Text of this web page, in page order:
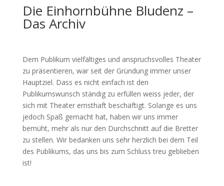
Die Einhornbühne Bludenz –
Das Archiv
Dem Publikum vielfältiges und anspruchsvolles Theater
zu präsentieren, war seit der Gründung immer unser
Hauptziel. Dass es nicht einfach ist den
Publikumswunsch ständig zu erfüllen weiss jeder, der
sich mit Theater ernsthaft beschäftigt. Solange es uns
jedoch Spaß gemacht hat, haben wir uns immer
bemüht, mehr als nur den Durchschnitt auf die Bretter
zu stellen. Wir bedanken uns sehr herzlich bei dem Teil
des Publikums, das uns bis zum Schluss treu geblieben
ist!